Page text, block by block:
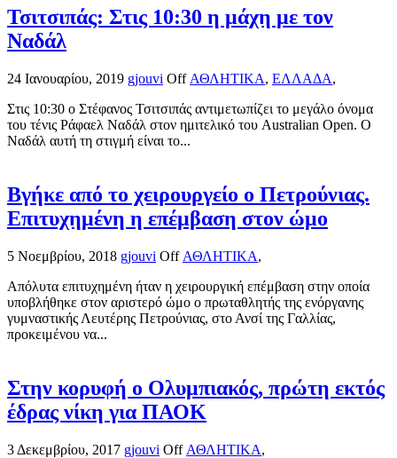
Τσιτσιπάς: Στις 10:30 η μάχη με τον
Ναδάλ
24 Ιανουαρίου, 2019 gjouvi Off ΑΘΛΗΤΙΚΑ, ΕΛΛΑΔΑ,
Στις 10:30 ο Στέφανος Τσιτσιπάς αντιμετωπίζει το μεγάλο όνομα
του τένις Ράφαελ Ναδάλ στον ημιτελικό του Australian Open. Ο
Ναδάλ αυτή τη στιγμή είναι το...
Βγήκε από το χειρουργείο ο Πετρούνιας.
Επιτυχημένη η επέμβαση στον ώμο
5 Νοεμβρίου, 2018 gjouvi Off ΑΘΛΗΤΙΚΑ,
Απόλυτα επιτυχημένη ήταν η χειρουργική επέμβαση στην οποία
υποβλήθηκε στον αριστερό ώμο ο πρωταθλητής της ενόργανης
γυμναστικής Λευτέρης Πετρούνιας, στο Ανσί της Γαλλίας,
προκειμένου να...
Στην κορυφή ο Ολυμπιακός, πρώτη εκτός
έδρας νίκη για ΠΑΟΚ
3 Δεκεμβρίου, 2017 gjouvi Off ΑΘΛΗΤΙΚΑ,